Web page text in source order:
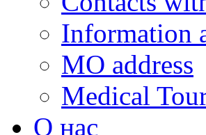
Information
MO address
Medical
О нас